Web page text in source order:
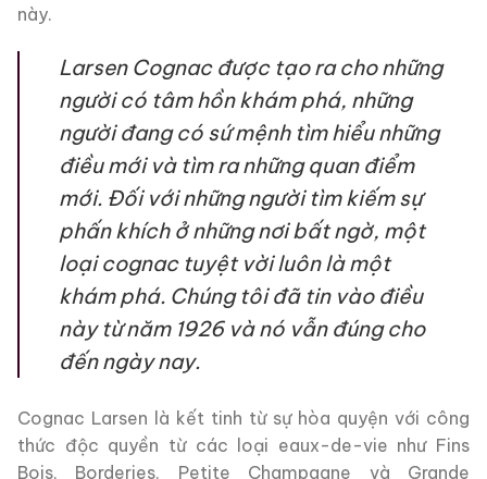
này.
Larsen Cognac được tạo ra cho những
người có tâm hồn khám phá, những
người đang có sứ mệnh tìm hiểu những
điều mới và tìm ra những quan điểm
mới. Đối với những người tìm kiếm sự
phấn khích ở những nơi bất ngờ, một
loại cognac tuyệt vời luôn là một
khám phá. Chúng tôi đã tin vào điều
này từ năm 1926 và nó vẫn đúng cho
đến ngày nay.
Cognac Larsen là kết tinh từ sự hòa quyện với công
thức độc quyền từ các loại eaux-de-vie như Fins
Bois, Borderies, Petite Champagne và Grande